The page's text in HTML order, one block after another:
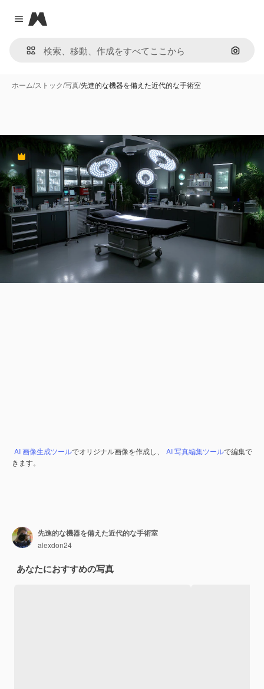
Close menu
Magnific
画像で
ホーム/ストック/写真/先進的な機器を備えた近代的な手術室
Premium
AI 画像生成ツールでオリジナル画像を作成し、 AI 写真編集ツールで編集で
きます。
先進的な機器を備えた近代的な手術室
alexdon24
あなたにおすすめの写真